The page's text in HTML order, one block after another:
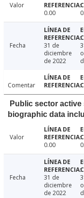
Valor
0.00
Fecha
31 de
diciembre
de 2022
Comentar
Public sector active
biographic data
Valor
0.00
Fecha
31 de
diciembre
de 2022